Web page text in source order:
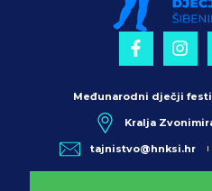
Međunarodni dječji
Kralja
tajnistvo@hnksi.hr